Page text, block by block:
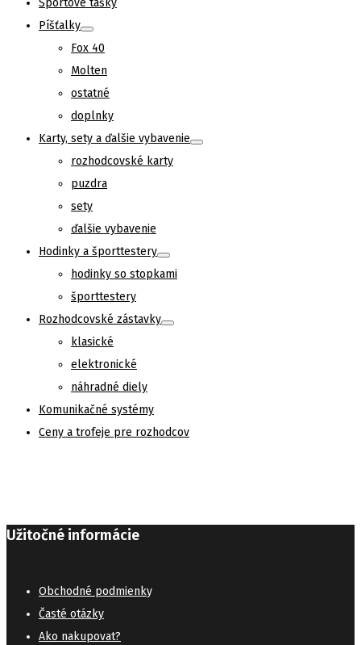
Športové tašky
Píšťalky
Fox 40
Molten
ostatné
doplnky
Karty, sety a ďalšie vybavenie
rozhodcovské karty
puzdra
sety
ďalšie vybavenie
Hodinky a športtestery
hodinky so stopkami
športtestery
Rozhodcovské zástavky
klasické
elektronické
náhradné diely
Komunikačné systémy
Ceny a trofeje pre rozhodcov
Užitočné informácie
Obchodné podmienky
Časté otázky
Ako nakupovat?